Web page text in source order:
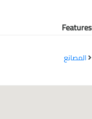
Features
المصانع